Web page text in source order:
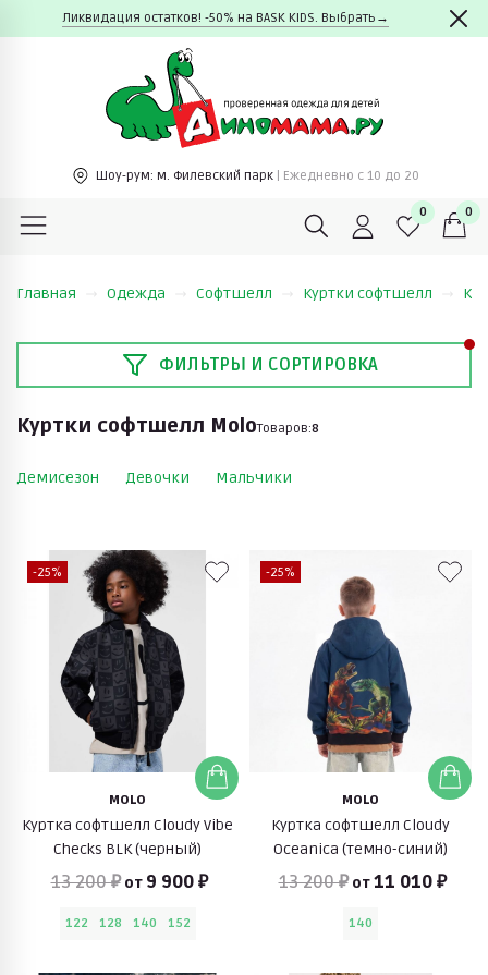
Ликвидация остатков! -50% на BASK KIDS. Выбрать→
Шоу-рум: м. Филевский парк | Ежедневно c 10 до 20
0 0
Главная Одежда Софтшелл Куртки софтшелл
ФИЛЬТРЫ И СОРТИРОВКА
Куртки софтшелл MoloТоваров:8
Демисезон Девочки Мальчики
-25%
MOLO
Куртка софтшелл Cloudy Vibe
Checks BLK (черный)
13 200 ₽ от 9 900 ₽
122 128 140 152
-25%
MOLO
Куртка софтшелл Cloudy
Oceanica (темно-синий)
13 200 ₽ от11 010 ₽
140